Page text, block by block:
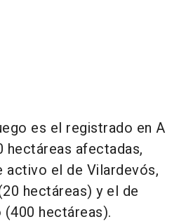
es el registrado en A
hectáreas afectadas,
activo el de Vilardevós,
hectáreas) y el de
(400 hectáreas).